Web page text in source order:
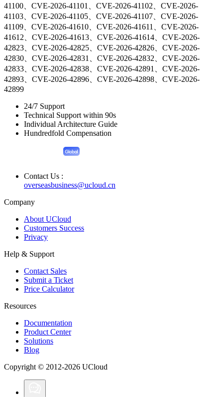
41100、CVE-2026-41101、CVE-2026-41102、CVE-2026-
41103、CVE-2026-41105、CVE-2026-41107、CVE-2026-
41109、CVE-2026-41610、CVE-2026-41611、CVE-2026-
41612、CVE-2026-41613、CVE-2026-41614、CVE-2026-
42823、CVE-2026-42825、CVE-2026-42826、CVE-2026-
42830、CVE-2026-42831、CVE-2026-42832、CVE-2026-
42833、CVE-2026-42838、CVE-2026-42891、CVE-2026-
42893、CVE-2026-42896、CVE-2026-42898、CVE-2026-
42899
24/7 Support
Technical Support within 90s
Individual Architecture Guide
Hundredfold Compensation
Contact Us :
overseasbusiness@ucloud.cn
Company
About UCloud
Customers Success
Privacy
Help & Support
Contact Sales
Submit a Ticket
Price Calculator
Resources
Documentation
Product Center
Solutions
Blog
Copyright © 2012-2026 UCloud